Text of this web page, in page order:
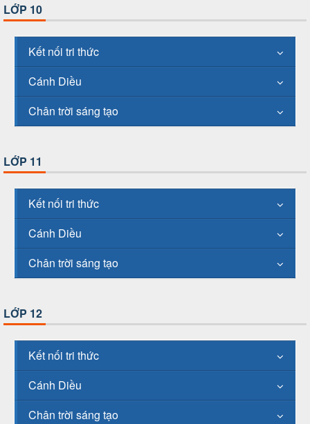
LỚP 10
Kết nối tri thức
Cánh Diều
Chân trời sáng tạo
LỚP 11
Kết nối tri thức
Cánh Diều
Chân trời sáng tạo
LỚP 12
Kết nối tri thức
Cánh Diều
Chân trời sáng tạo